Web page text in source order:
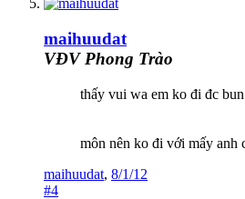
maihuudat
VĐV Phong Trào
thấy vui wa em ko đi đc
môn nên ko đi với mấy anh
maihuudat, 8/1/12
#4